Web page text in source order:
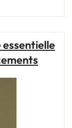
essentielle